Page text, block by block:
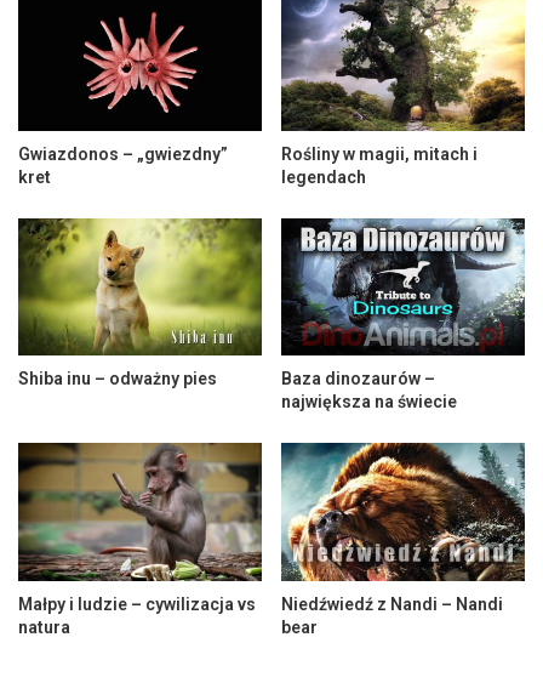
Gwiazdonos – „gwiezdny”
kret
Rośliny w magii, mitach i
legendach
Shiba inu – odważny pies
Baza dinozaurów –
największa na świecie
Małpy i ludzie – cywilizacja vs
natura
Niedźwiedź z Nandi – Nandi
bear